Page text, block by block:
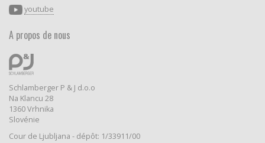
youtube
A propos de nous
Schlamberger P & J d.o.o
Na Klancu 28
1360 Vrhnika
Slovénie
Cour de Ljubljana - dépôt: 1/33911/00